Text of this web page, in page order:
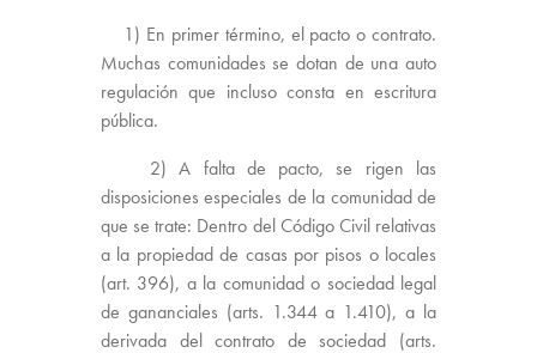
1) En primer término, el pacto o contrato.
Muchas comunidades se dotan de una auto
regulación que incluso consta en escritura
pública.
2) A falta de pacto, se rigen las
disposiciones especiales de la comunidad de
que se trate: Dentro del Código Civil relativas
a la propiedad de casas por pisos o locales
(art. 396), a la comunidad o sociedad legal
de gananciales (arts. 1.344 a 1.410), a la
derivada del contrato de sociedad (arts.